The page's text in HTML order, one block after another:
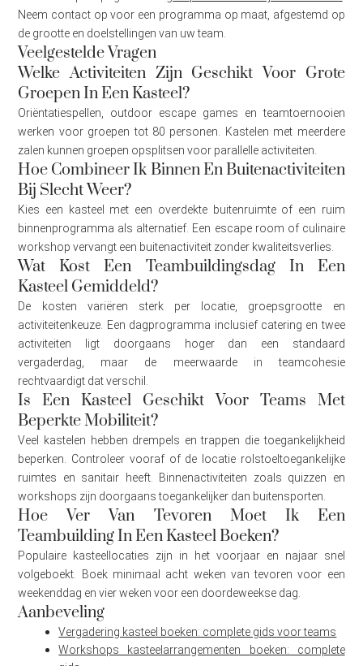
Neem contact op voor een programma op maat, afgestemd op
de grootte en doelstellingen van uw team.
Veelgestelde Vragen
Welke Activiteiten Zijn Geschikt Voor Grote
Groepen In Een Kasteel?
Oriëntatiespellen, outdoor escape games en teamtoernooien
werken voor groepen tot 80 personen. Kastelen met meerdere
zalen kunnen groepen opsplitsen voor parallelle activiteiten.
Hoe Combineer Ik Binnen En Buitenactiviteiten
Bij Slecht Weer?
Kies een kasteel met een overdekte buitenruimte of een ruim
binnenprogramma als alternatief. Een escape room of culinaire
workshop vervangt een buitenactiviteit zonder kwaliteitsverlies.
Wat Kost Een Teambuildingsdag In Een
Kasteel Gemiddeld?
De kosten variëren sterk per locatie, groepsgrootte en
activiteitenkeuze. Een dagprogramma inclusief catering en twee
activiteiten ligt doorgaans hoger dan een standaard
vergaderdag, maar de meerwaarde in teamcohesie
rechtvaardigt dat verschil.
Is Een Kasteel Geschikt Voor Teams Met
Beperkte Mobiliteit?
Veel kastelen hebben drempels en trappen die toegankelijkheid
beperken. Controleer vooraf of de locatie rolstoeltoegankelijke
ruimtes en sanitair heeft. Binnenactiviteiten zoals quizzen en
workshops zijn doorgaans toegankelijker dan buitensporten.
Hoe Ver Van Tevoren Moet Ik Een
Teambuilding In Een Kasteel Boeken?
Populaire kasteellocaties zijn in het voorjaar en najaar snel
volgeboekt. Boek minimaal acht weken van tevoren voor een
weekenddag en vier weken voor een doordeweekse dag.
Aanbeveling
Vergadering kasteel boeken: complete gids voor teams
Workshops kasteelarrangementen boeken: complete